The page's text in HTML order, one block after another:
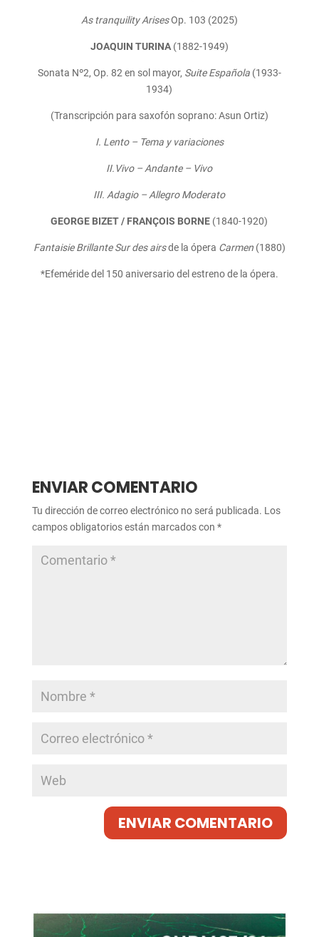
As tranquility ArisesOp. 103 (2025)
JOAQUIN TURINA(1882-1949)
Sonata Nº2, Op. 82 en sol mayor, Suite Española(1933-
1934)
(Transcripción para saxofón soprano: Asun Ortiz)
I. Lento – Tema y variaciones
II.Vivo – Andante – Vivo
III. Adagio – Allegro Moderato
GEORGE BIZET / FRANÇOIS BORNE (1840-1920)
Fantaisie Brillante Sur des airsde la ópera Carmen(1880)
*Efeméride del 150 aniversario del estreno de la ópera.
ENVIAR COMENTARIO
Tu dirección de correo electrónico no será publicada. Los
campos obligatorios están marcados con *